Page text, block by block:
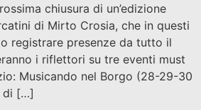
chiusura di un’edizione
di Mirto Crosia, che in questi
registrare presenze da tutto il
i riflettori su tre eventi must
Musicando nel Borgo (28-29-30
di […]